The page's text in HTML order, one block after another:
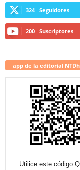
324 Seguidores
200 Suscriptores
app de la editorial
Utilice este código